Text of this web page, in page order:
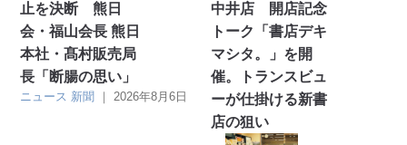
止を決断 熊日
会・福山会長 熊日
本社・髙村販売局
長「断腸の思い」
ニュース 新聞 ｜2026年8月6日
中井店 開店記念
トーク「書店デキ
マシタ。」を開
催。トランスビュ
ーが仕掛ける新書
店の狙い